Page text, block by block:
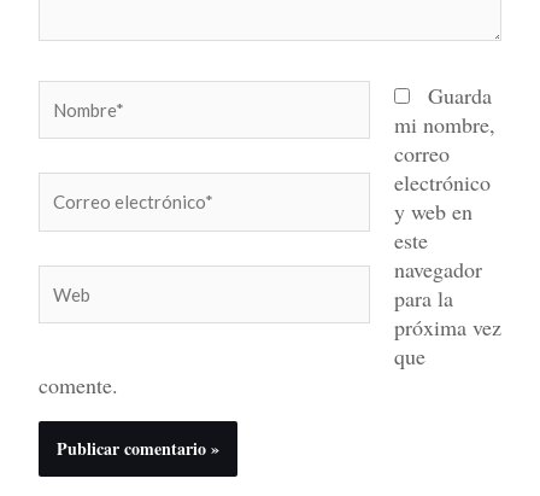
electrónico*
Guarda
mi nombre,
correo
electrónico
y web en
este
navegador
para la
próxima vez
que
comente.